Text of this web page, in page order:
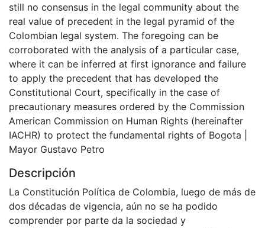
still no consensus in the legal community about the
real value of precedent in the legal pyramid of the
Colombian legal system. The foregoing can be
corroborated with the analysis of a particular case,
where it can be inferred at first ignorance and failure
to apply the precedent that has developed the
Constitutional Court, specifically in the case of
precautionary measures ordered by the Commission
American Commission on Human Rights (hereinafter
IACHR) to protect the fundamental rights of Bogota |
Mayor Gustavo Petro
Descripción
La Constitución Política de Colombia, luego de más de
dos décadas de vigencia, aún no se ha podido
comprender por parte da la sociedad y